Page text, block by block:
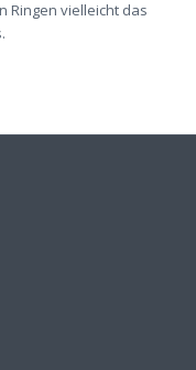
Ringen vielleicht das